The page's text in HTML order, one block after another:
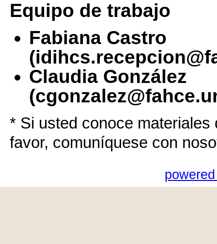
Equipo de trabajo
Fabiana Castro
Claudia González
* Si usted conoce
favor, comuníquese con